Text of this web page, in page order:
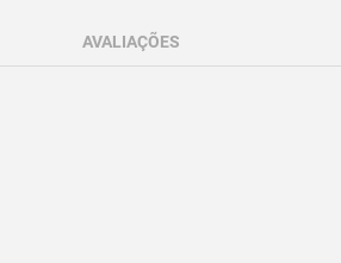
AVALIAÇÕES